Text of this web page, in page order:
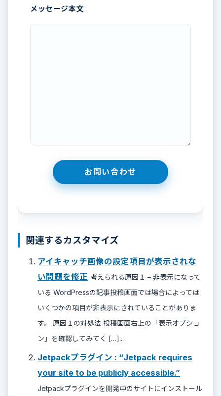
メッセージ本文
関連するカスタマイズ
アイキャッチ画像の設定項目が表示されな
い問題を修正 考えられる原因１ – 非表示になって
いる WordPressの記事投稿画面では場合によっては
いくつかの項目が非表示にされていることがありま
す。 原因１の対処法 投稿画面右上の「表示オプショ
ン」を確認してみてく […]...
Jetpackプラグイン : “Jetpack requires
your site to be publicly accessible.”
Jetpackプラグインを開発中のサイトにインストール